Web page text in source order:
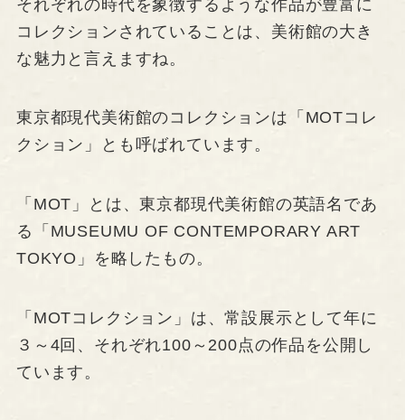
それぞれの時代を象徴するような作品が豊富に
コレクションされていることは、美術館の大き
な魅力と言えますね。
東京都現代美術館のコレクションは「MOTコレ
クション」とも呼ばれています。
「MOT」とは、東京都現代美術館の英語名であ
る「MUSEUMU OF CONTEMPORARY ART
TOKYO」を略したもの。
「MOTコレクション」は、常設展示として年に
３～4回、それぞれ100～200点の作品を公開し
ています。